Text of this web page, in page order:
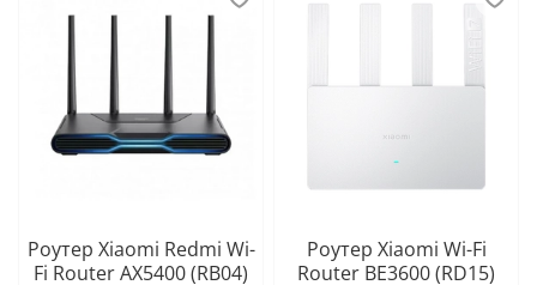
Роутер Xiaomi Redmi Wi-
Fi Router AX5400 (RB04)
Роутер Xiaomi Wi-Fi
Router BE3600 (RD15)